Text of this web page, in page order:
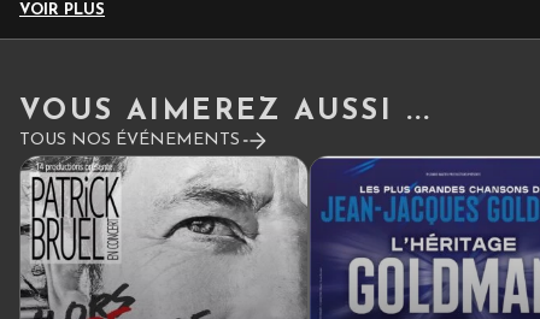
VOIR PLUS
VOUS AIMEREZ AUSSI ...
TOUS NOS ÉVÉNEMENTS